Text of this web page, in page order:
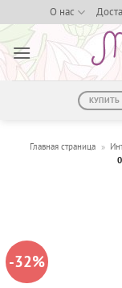
to
content
О нас
Главная страница »
-32%